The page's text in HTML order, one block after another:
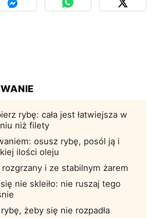
rybę: cała jest łatwiejsza w
niż filety
osusz rybę, posól ją i
ilości oleju
i ze stabilnym żarem
nie skleiło: nie ruszaj tego
żeby się nie rozpadła